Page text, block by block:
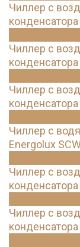
Чиллер с
Чиллер с
Чиллер с
Чиллер с
Energolux
Чиллер с
Чиллер с